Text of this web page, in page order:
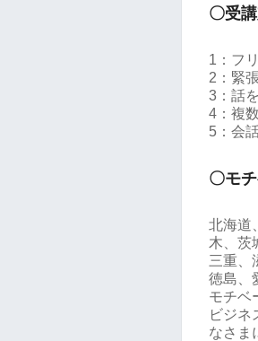
〇受
1：フ
2：緊
3：話
4：複
5：会
〇モ
北海道
木、茨
三重、
徳島、
モチベ
ビジネ
なさま